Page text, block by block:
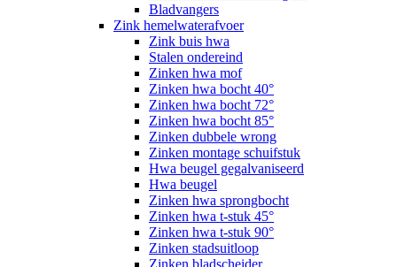
Bladvangers
Zink hemelwaterafvoer
Zink buis hwa
Stalen ondereind
Zinken hwa mof
Zinken hwa bocht 40°
Zinken hwa bocht 72°
Zinken hwa bocht 85°
Zinken dubbele wrong
Zinken montage schuifstuk
Hwa beugel gegalvaniseerd
Hwa beugel
Zinken hwa sprongbocht
Zinken hwa t-stuk 45°
Zinken hwa t-stuk 90°
Zinken stadsuitloop
Zinken bladscheider